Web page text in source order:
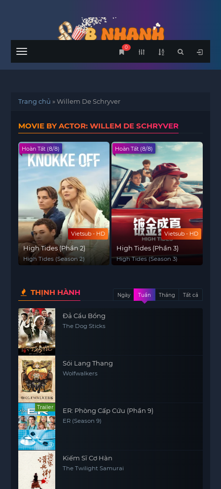
Menu
0
Trang chủ »Willem De Schryver
MOVIE BY ACTOR: WILLEM DE SCHRYVER
Vietsub - HD
Hoàn Tất (8/8)
High Tides (Phần 2)
High Tides (Season 2)
Vietsub - HD
Hoàn Tất (8/8)
High Tides (Phần 3)
High Tides (Season 3)
THỊNH HÀNH Ngày Tuần Tháng Tất cả
Đả Cẩu Bổng
The Dog Sticks
Sói Lang Thang
Wolfwalkers
Trailer ER: Phòng Cấp Cứu (Phần 9)
ER (Season 9)
Kiếm Sĩ Cơ Hàn
The Twilight Samurai